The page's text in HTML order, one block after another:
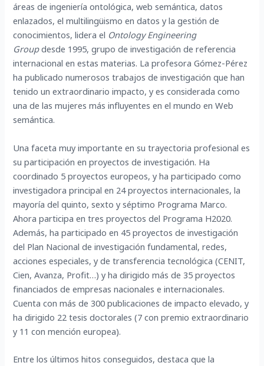
áreas de ingeniería ontológica, web semántica, datos
enlazados, el multilingüismo en datos y la gestión de
conocimientos, lidera el Ontology Engineering
Groupdesde 1995, grupo de investigación de referencia
internacional en estas materias. La profesora Gómez-Pérez
ha publicado numerosos trabajos de investigación que han
tenido un extraordinario impacto, y es considerada como
una de las mujeres más influyentes en el mundo en Web
semántica.
Una faceta muy importante en su trayectoria profesional es
su participación en proyectos de investigación. Ha
coordinado 5 proyectos europeos, y ha participado como
investigadora principal en 24 proyectos internacionales, la
mayoría del quinto, sexto y séptimo Programa Marco.
Ahora participa en tres proyectos del Programa H2020.
Además, ha participado en 45 proyectos de investigación
del Plan Nacional de investigación fundamental, redes,
acciones especiales, y de transferencia tecnológica (CENIT,
Cien, Avanza, Profit…) y ha dirigido más de 35 proyectos
financiados de empresas nacionales e internacionales.
Cuenta con más de 300 publicaciones de impacto elevado, y
ha dirigido 22 tesis doctorales (7 con premio extraordinario
y 11 con mención europea).
Entre los últimos hitos conseguidos, destaca que la